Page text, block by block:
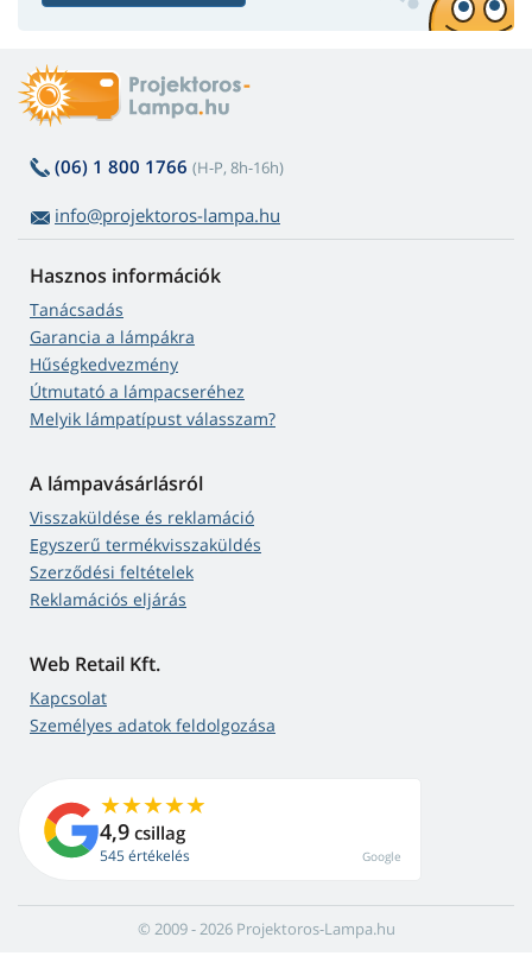
(06) 1 800 1766 (H-P, 8h-16h)
info@projektoros-lampa.hu
Hasznos információk
Tanácsadás
Garancia a lámpákra
Hűségkedvezmény
Útmutató a lámpacseréhez
Melyik lámpatípust válasszam?
A lámpavásárlásról
Visszaküldése és reklamáció
Egyszerű termékvisszaküldés
Szerződési feltételek
Reklamációs eljárás
Web Retail Kft.
Kapcsolat
Személyes adatok feldolgozása
4,9 csillag
545 értékelés Google
© 2009 - 2026 Projektoros-Lampa.hu